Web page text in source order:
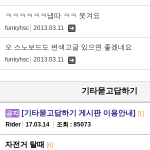
ㅋㅋㅋㅋㅋㅋ냅따 ㅋㅋ 웃겨요
funkyhsc 2013.03.11
오 스노보드도 변색고글 있으면 좋겠네요
funkyhsc 2013.03.11
기타묻고답하기
공지 [기타묻고답하기 게시판 이용안내] [1]
Rider
17.03.14 조회 : 85073
자전거 탈때 [6]